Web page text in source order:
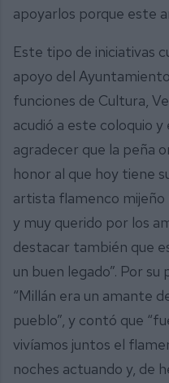
apoyarlos porque este
Este tipo de iniciativas
apoyo del
funciones de Cultura,
acudió a este coloquio y
agradecer que la peña
honor al que hoy tiene
artista flamenco mijeño
y muy querido por los
destacar también que
un buen legado”. Por
“Millán era un amante
pueblo”, y contó que
vivíamos juntos el
noches actuando y, de